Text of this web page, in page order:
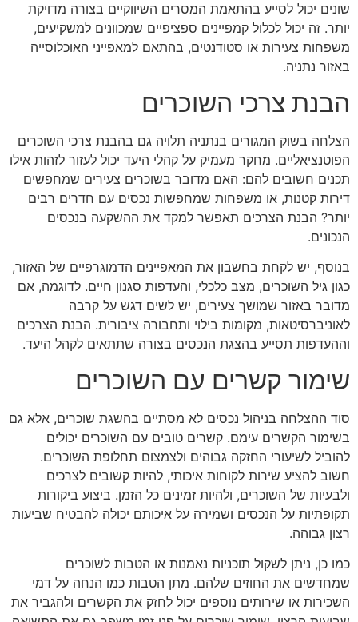
שונים יכול לסייע בהתאמת המסרים השיווקיים בצורה מדויקת
יותר. זה יכול לכלול קמפיינים ספציפיים שמכוונים למשקיעים,
משפחות צעירות או סטודנטים, בהתאם למאפייני האוכלוסייה
באזור נתניה.
הבנת צרכי השוכרים
הצלחה בשוק המגורים בנתניה תלויה גם בהבנת צרכי השוכרים
הפוטנציאליים. מחקר מעמיק על קהלי היעד יכול לעזור לזהות אילו
תכנים חשובים להם: האם מדובר בשוכרים צעירים שמחפשים
דירות קטנות, או משפחות שמחפשות נכסים עם חדרים רבים
יותר? הבנת הצרכים תאפשר למקד את ההשקעה בנכסים
הנכונים.
בנוסף, יש לקחת בחשבון את המאפיינים הדמוגרפיים של האזור,
כגון גיל השוכרים, מצב כלכלי, והעדפות סגנון חיים. לדוגמה, אם
מדובר באזור שמושך צעירים, יש לשים דגש על קרבה
לאוניברסיטאות, מקומות בילוי ותחבורה ציבורית. הבנת הצרכים
וההעדפות תסייע בהצגת הנכסים בצורה שתתאים לקהל היעד.
שימור קשרים עם השוכרים
סוד ההצלחה בניהול נכסים לא מסתיים בהשגת שוכרים, אלא גם
בשימור הקשרים עימם. קשרים טובים עם השוכרים יכולים
להוביל לשיעורי החזקה גבוהים ולצמצום תחלופת השוכרים.
חשוב להציע שירות לקוחות איכותי, להיות קשובים לצרכים
ולבעיות של השוכרים, ולהיות זמינים כל הזמן. ביצוע ביקורות
תקופתיות על הנכסים ושמירה על איכותם יכולה להבטיח שביעות
רצון גבוהה.
כמו כן, ניתן לשקול תוכניות נאמנות או הטבות לשוכרים
שמחדשים את החוזים שלהם. מתן הטבות כמו הנחה על דמי
השכירות או שירותים נוספים יכול לחזק את הקשרים ולהגביר את